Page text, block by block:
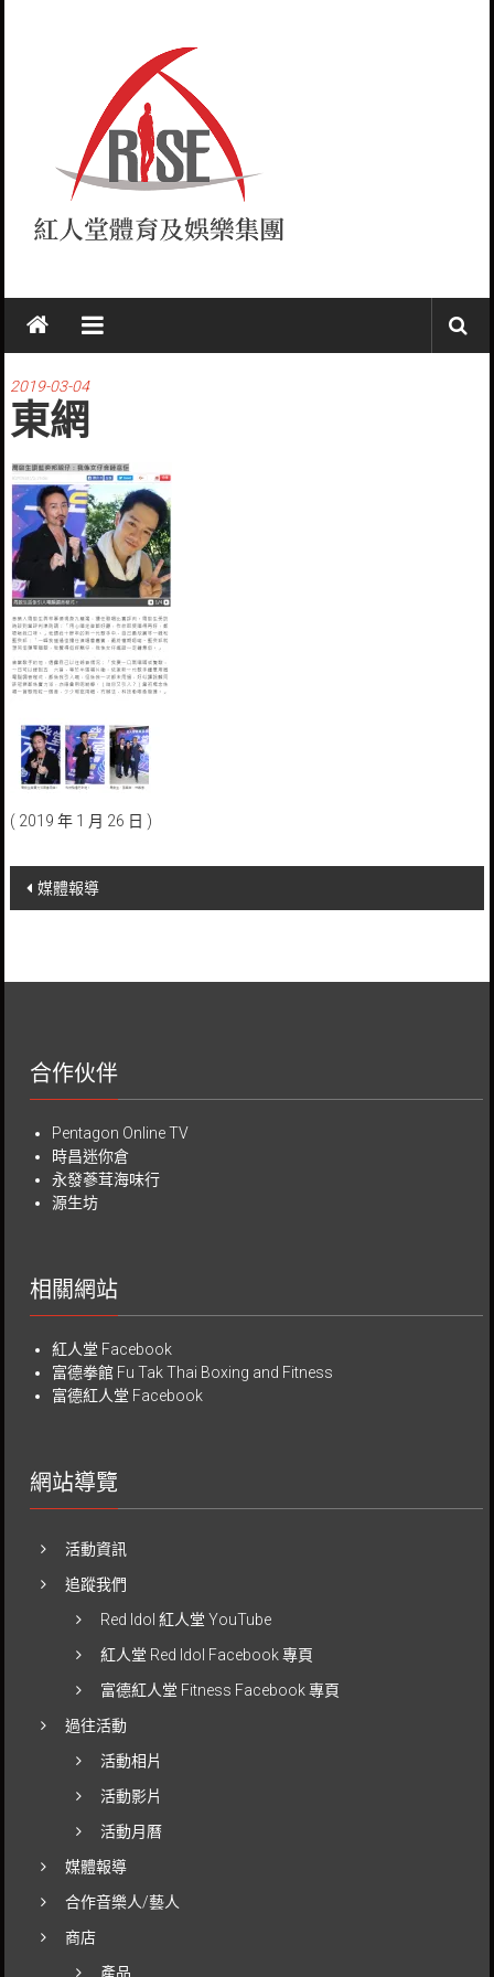
紅
人
堂
RISE
2019-03-04
東網
( 2019 年 1 月 26 日 )
Post
媒體報導
合作伙伴
Pentagon Online TV
時昌迷你倉
永發蔘茸海味行
源生坊
相關網站
紅人堂 Facebook
富德拳館 Fu Tak Thai Boxing and Fitness
富德紅人堂 Facebook
網站導覽
活動資訊
追蹤我們
Red Idol 紅人堂 YouTube
紅人堂 Red Idol Facebook 專頁
富德紅人堂 Fitness Facebook 專頁
過往活動
活動相片
活動影片
活動月曆
媒體報導
合作音樂人/藝人
商店
產品